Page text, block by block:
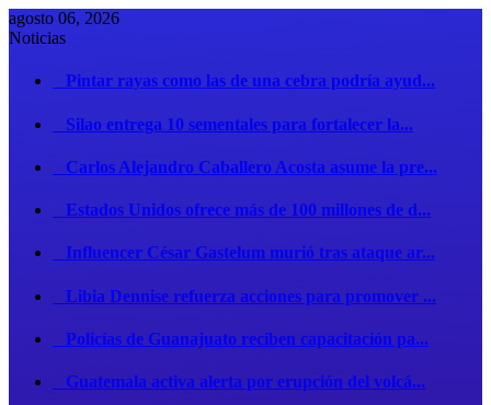
agosto 06, 2026
Noticias
Pintar rayas como las de una cebra podría ayud...
Silao entrega 10 sementales para fortalecer la...
Carlos Alejandro Caballero Acosta asume la pre...
Estados Unidos ofrece más de 100 millones de d...
Influencer César Gastelum murió tras ataque ar...
Libia Dennise refuerza acciones para promover ...
Policías de Guanajuato reciben capacitación pa...
Guatemala activa alerta por erupción del volcá...